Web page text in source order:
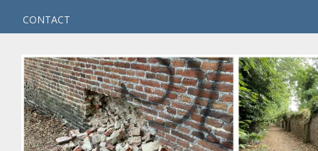
CONTACT